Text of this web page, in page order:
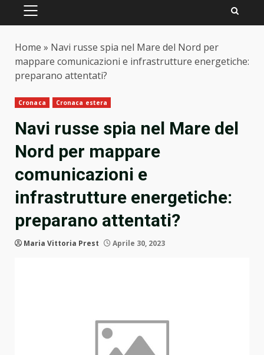
PRIMARY
Home » Navi russe spia nel Mare del Nord per
mappare comunicazioni e infrastrutture energetiche:
preparano attentati?
Cronaca Cronaca estera
Navi russe spia nel Mare del
Nord per mappare
comunicazioni e
infrastrutture energetiche:
preparano attentati?
Maria Vittoria Prest Aprile 30, 2023